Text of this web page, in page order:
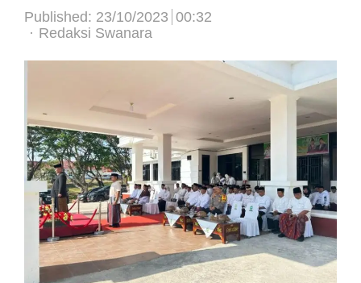
Published: 23/10/2023 00:32
Author
Redaksi Swanara